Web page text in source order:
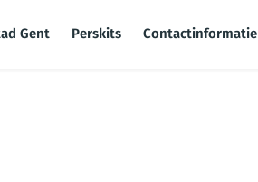
Gent Perskits Contactinformatie